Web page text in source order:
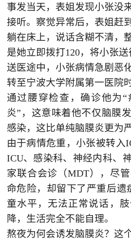
事发当天，表姐发现小张没
接听。察觉异常后，表姐赶
躺在床上，说话含糊不清，
是她立即拨打120，将小张送
送医途中，小张病情急剧恶
转至宁波大学附属第一医院
通过腰穿检查，确诊他为
炎”，这意味着他不仅脑膜
感染，这比单纯脑膜炎更为严
由于病情危重，小张被转入
ICU、感染科、神经内科、
家联合会诊（MDT），尽
命危险，却留下了严重后遗
童水平，无法正常说话，
降，生活完全不能自理。
熬夜为何会诱发脑膜炎？这